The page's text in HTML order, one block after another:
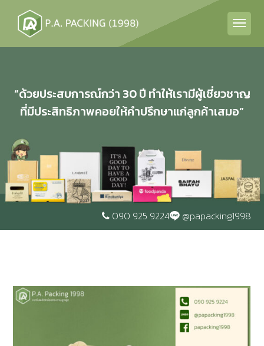
“ด้วยประสบการณ์กว่า 30 ปี ทำให้เรามีผู้เชี่ยวชาญ
ที่มีประสิทธิภาพคอยให้คำปรึกษาแก่ลูกค้าเสมอ”
090 925 9224 @papacking1998